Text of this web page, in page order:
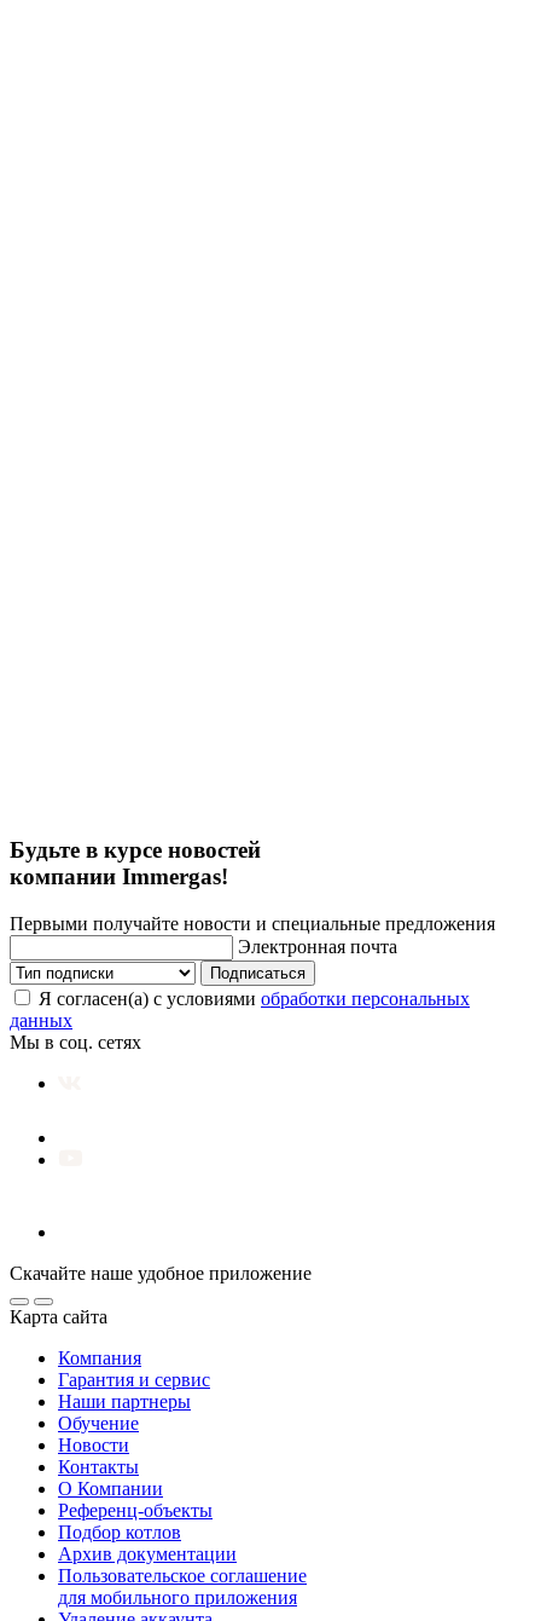
Будьте в курсе новостей
компании Immergas!
Первыми получайте новости и специальные предложения
Электронная почта
Подписаться
Я согласен(а) с условиями обработки персональных
данных
Мы в соц. сетях
Скачайте наше удобное приложение
Карта сайта
Компания
Гарантия и сервис
Наши партнеры
Обучение
Новости
Контакты
О Компании
Референц-объекты
Подбор котлов
Архив документации
Пользовательское соглашение
для мобильного приложения